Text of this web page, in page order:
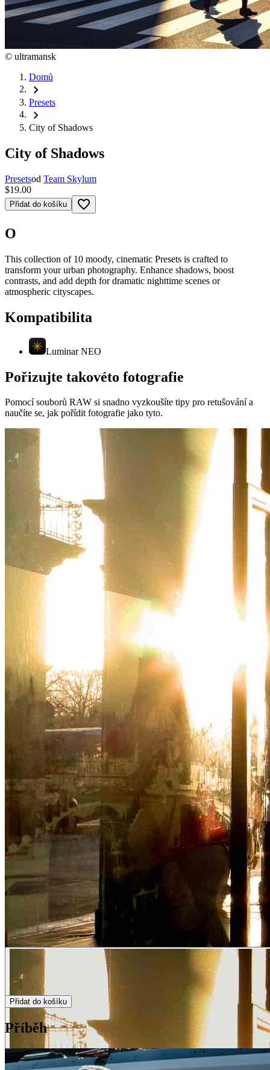
© ultramansk
Domů
chevron_right
Presets
chevron_right
City of Shadows
City of Shadows
Presetsod Team Skylum
$19.00
Přidat do košíku favorite_border
O
This collection of 10 moody, cinematic Presets is crafted to
transform your urban photography. Enhance shadows, boost
contrasts, and add depth for dramatic nighttime scenes or
atmospheric cityscapes.
Kompatibilita
Luminar NEO
Pořizujte takovéto fotografie
Pomocí souborů RAW si snadno vyzkoušíte tipy pro retušování a
naučíte se, jak pořídit fotografie jako tyto.
Přidat do košíku
Příběh